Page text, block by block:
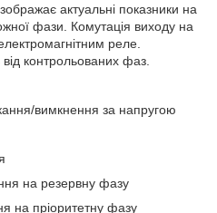
актуальні показники на
фази. Комутація виходу на
реле.
контрольованих фаз.
вимкнення за напругою
на резервну фазу
на пріоритетну фазу